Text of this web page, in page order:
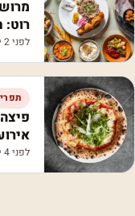
רוט:
לפני 2 ימים
לפני 4 ימים